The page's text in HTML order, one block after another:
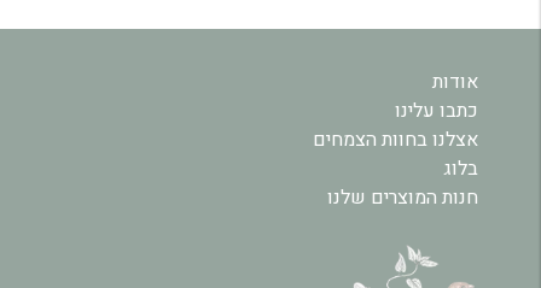
אודות
כתבו עלינו
אצלנו בחוות הצמחים
בלוג
חנות המוצרים שלנו